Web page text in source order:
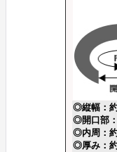
◎縦幅：
◎開口部
◎内周：
◎厚み：